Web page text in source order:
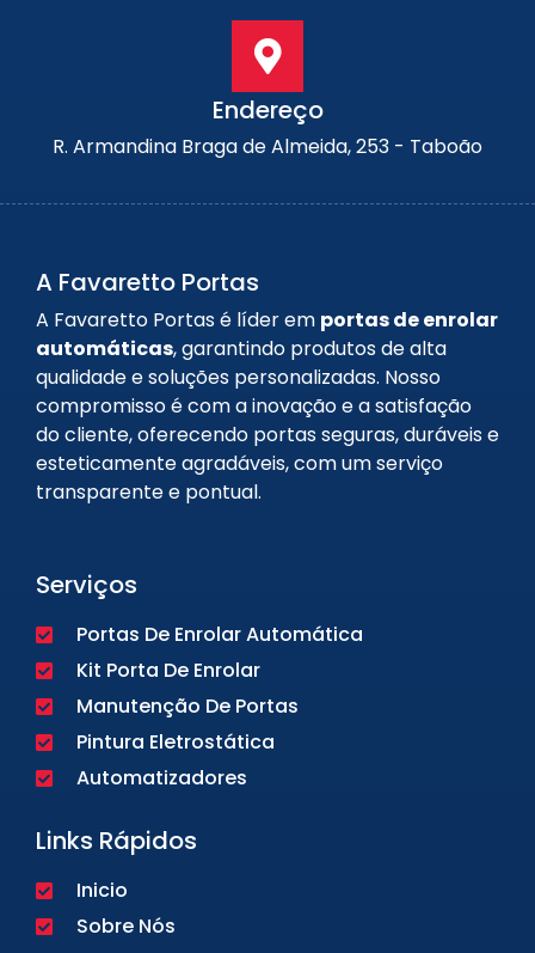
Endereço
R. Armandina Braga de Almeida, 253 - Taboão
A Favaretto Portas
A Favaretto Portas é líder em portas de enrolar
automáticas, garantindo produtos de alta
qualidade e soluções personalizadas. Nosso
compromisso é com a inovação e a satisfação
do cliente, oferecendo portas seguras, duráveis e
esteticamente agradáveis, com um serviço
transparente e pontual.
Serviços
Portas De Enrolar Automática
Kit Porta De Enrolar
Manutenção De Portas
Pintura Eletrostática
Automatizadores
Links Rápidos
Inicio
Sobre Nós